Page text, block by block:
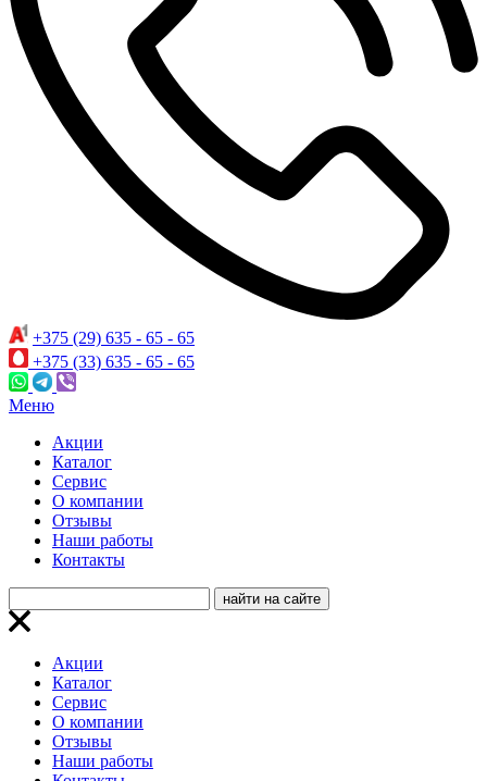
+375 (29) 635 - 65 - 65
+375 (33) 635 - 65 - 65
Меню
Акции
Каталог
Сервис
О компании
Отзывы
Наши работы
Контакты
Акции
Каталог
Сервис
О компании
Отзывы
Наши работы